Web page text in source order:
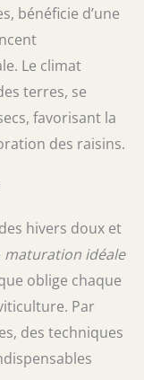
bénéficie d’une
Le climat
terres, se
favorisant la
des raisins.
hivers doux et
maturation idéale
oblige chaque
Par
des techniques